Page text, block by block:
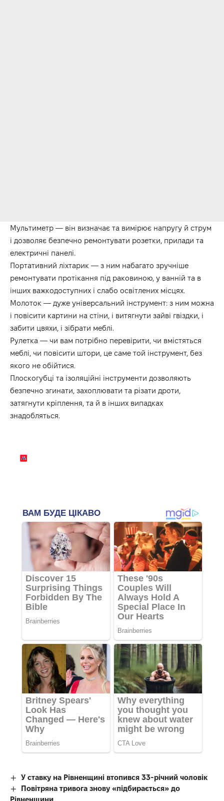
Мультиметр — він визначає та вимірює напругу й струм
і дозволяє безпечно ремонтувати розетки, прилади та
електричні панелі.
Портативний ліхтарик — з ним набагато зручніше
ремонтувати протікання під раковиною, у ванній та в
інших важкодоступних і слабо освітлених місцях.
Молоток — дуже універсальний інструмент: з ним можна
і повісити картини на стіни, і витягнути зайві гвіздки, і
забити цвяхи, і зібрати меблі.
Рулетка — чи вам потрібно перевірити, чи вмістяться
меблі, чи повісити штори, це саме той інструмент, без
якого не обійтися.
Плоскогубці та ізоляційні інструменти дозволяють
безпечно згинати, захоплювати та різати дроти,
затягнути кріплення, та й в інших випадках
знадобляться.
У ставку на Рівненщині втопився 33-річний чоловік
Повітряна тривога знову «підбирається» до
Рівненщини